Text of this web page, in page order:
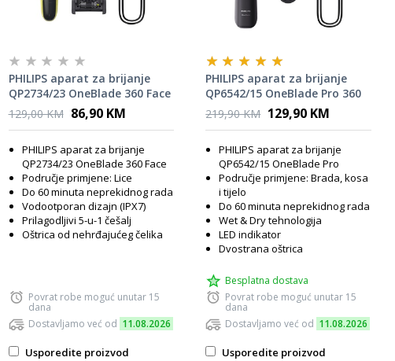
PHILIPS aparat za brijanje
QP2734/23 OneBlade 360 Face
129,00 KM 86,90 KM
PHILIPS aparat za brijanje
QP2734/23 OneBlade 360 Face
Područje primjene: Lice
Do 60 minuta neprekidnog rada
Vodootporan dizajn (IPX7)
Prilagodljivi 5-u-1 češalj
Oštrica od nehrđajućeg čelika
Povrat robe moguć unutar 15
dana
Dostavljamo već od 11.08.2026
Usporedite proizvod
PHILIPS aparat za brijanje
QP6542/15 OneBlade Pro 360
Face + Body
219,90 KM 129,90 KM
PHILIPS aparat za brijanje
QP6542/15 OneBlade Pro
Područje primjene: Brada, kosa
i tijelo
Do 60 minuta neprekidnog rada
Wet & Dry tehnologija
LED indikator
Dvostrana oštrica
Besplatna dostava
Povrat robe moguć unutar 15
dana
Dostavljamo već od 11.08.2026
Usporedite proizvod